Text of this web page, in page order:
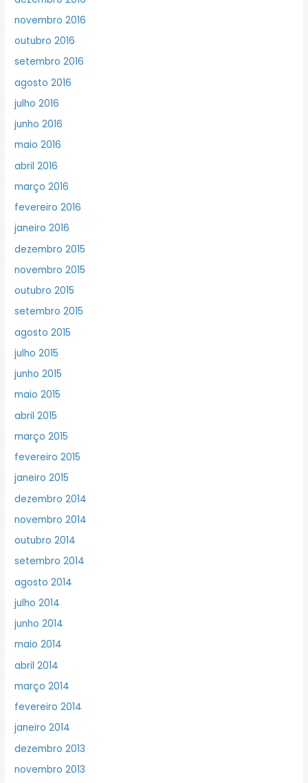
novembro 2016
outubro 2016
setembro 2016
agosto 2016
julho 2016
junho 2016
maio 2016
abril 2016
março 2016
fevereiro 2016
janeiro 2016
dezembro 2015
novembro 2015
outubro 2015
setembro 2015
agosto 2015
julho 2015
junho 2015
maio 2015
abril 2015
março 2015
fevereiro 2015
janeiro 2015
dezembro 2014
novembro 2014
outubro 2014
setembro 2014
agosto 2014
julho 2014
junho 2014
maio 2014
abril 2014
março 2014
fevereiro 2014
janeiro 2014
dezembro 2013
novembro 2013